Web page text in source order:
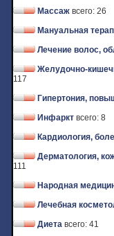
Массаж всего: 26
Мануальная
Лечение волос,
Желудочно-
117
Гипертония,
Инфаркт всего: 8
Кардиология,
Дерматология,
111
Народная
Лечебная
Диета всего: 41